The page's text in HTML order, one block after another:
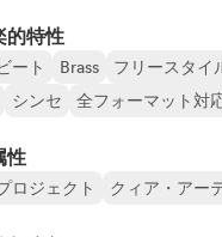
的特性
ート Brass フリースタイ
シンセ 全フォーマット対
性
ロジェクト クィア・アー